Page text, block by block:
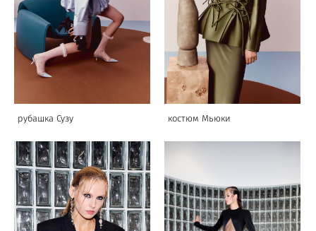
рубашка Сузу костюм Мьюки